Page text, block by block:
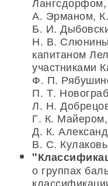
А. Эрманом,
Б. И.
Н. В.
капитаном
участниками
Ф. П.
П. Т.
Л. Н.
Г. К.
Д. К.
В. С.
о группах